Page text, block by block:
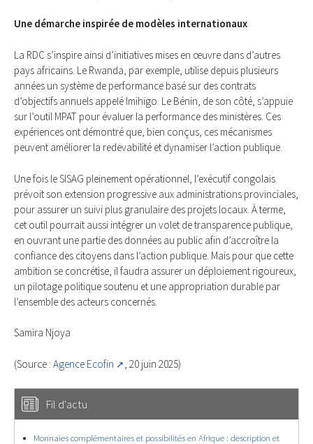
Une démarche inspirée de modèles internationaux
La RDC s’inspire ainsi d’initiatives mises en œuvre dans d’autres
pays africains. Le Rwanda, par exemple, utilise depuis plusieurs
années un système de performance basé sur des contrats
d’objectifs annuels appelé Imihigo. Le Bénin, de son côté, s’appuie
sur l’outil MPAT pour évaluer la performance des ministères. Ces
expériences ont démontré que, bien conçus, ces mécanismes
peuvent améliorer la redevabilité et dynamiser l’action publique.
Une fois le SISAG pleinement opérationnel, l’exécutif congolais
prévoit son extension progressive aux administrations provinciales,
pour assurer un suivi plus granulaire des projets locaux. À terme,
cet outil pourrait aussi intégrer un volet de transparence publique,
en ouvrant une partie des données au public afin d’accroître la
confiance des citoyens dans l’action publique. Mais pour que cette
ambition se concrétise, il faudra assurer un déploiement rigoureux,
un pilotage politique soutenu et une appropriation durable par
l’ensemble des acteurs concernés.
Samira Njoya
(Source : Agence Ecofin , 20 juin 2025)
Fil d'actu
Monnaies complémentaires et possibilités en Afrique : description et